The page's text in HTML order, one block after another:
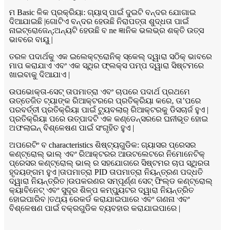
ମ Basic ଳିକ ପ୍ରକ୍ରିୟା: ଗ୍ୟାସ୍ ପାଇଁ ଦୁଇଟି ବନ୍ଦର ଯୋଗାଇ
ଦିଆଯାଇଛି |ଗୋଟିଏ ବନ୍ଦର ହେଉଛି ନିରାପତ୍ତା ଶୁଦ୍ଧତା ପାଇଁ
ନାଇଟ୍ରୋଜେନ୍;ଅନ୍ୟଟି ହେଉଛି ବ ne ଜ୍ଞାନିକ ଭଲଭ୍ର ଶକ୍ତି ଉତ୍ସ
ଭାବରେ ବାୟୁ |
ତରଳ ପଦାର୍ଥକୁ ଏକ ଇଲେକ୍ଟ୍ରୋନିକ୍ ସ୍କେଲ୍ ଦ୍ୱାରା ସଠିକ୍ ଭାବରେ
ମାପ କରାଯାଏ ଏବଂ ଏକ ସ୍ଥିର ଫ୍ଲକ୍ସ ପମ୍ପ ଦ୍ୱାରା ସିଷ୍ଟମରେ
ଖାଇବାକୁ ଦିଆଯାଏ |
ଉପଭୋକ୍ତା-ସେଟ୍ ତାପମାତ୍ରା ଏବଂ ଚାପରେ ପଦାର୍ଥ ପ୍ରଥମେ
ଉତ୍ତେଜିତ ଟ୍ୟାଙ୍କ ରିଆକ୍ଟରରେ ପ୍ରତିକ୍ରିୟା କରେ, ତା’ପରେ
ପରବର୍ତ୍ତୀ ପ୍ରତିକ୍ରିୟା ପାଇଁ ଟ୍ୟୁବଲାର୍ ରିଆକ୍ଟରକୁ ଡିସଚାର୍ଜ ହୁଏ |
ପ୍ରତିକ୍ରିୟା ପରେ ଉତ୍ପାଦଟି ଏକ କଣ୍ଡେନ୍ସରରେ ଘନୀଭୂତ ହୋଇ
ଅଫଲାଇନ୍ ବିଶ୍ଳେଷଣ ପାଇଁ ସଂଗୃହିତ ହୁଏ |
ଅପରେଟିଂ ବ characteristics ଶିଷ୍ଟ୍ୟଗୁଡିକ: ଗ୍ୟାସର ପ୍ରେସର
କଣ୍ଟ୍ରୋଲ୍ ଭାଲ୍ ଏବଂ ରିଆକ୍ଟରର ଆଉଟଲେଟରେ ନିମୋନେଟିକ୍
ପ୍ରେସର କଣ୍ଟ୍ରୋଲ୍ ଭାଲ୍ ର ସହଯୋଗରେ ସିଷ୍ଟମର ଚାପ ସ୍ଥିରତା
ହୃଦୟଙ୍ଗମ ହୁଏ |ତାପମାତ୍ରା PID ତାପମାତ୍ରା ନିୟନ୍ତ୍ରଣ ପଦ୍ଧତି
ଦ୍ୱାରା ନିୟନ୍ତ୍ରିତ |ଉପକରଣର ସମ୍ପୂର୍ଣ୍ଣ ସେଟ୍ ଫିଲ୍ଡ କଣ୍ଟ୍ରୋଲ୍
କ୍ୟାବିନେଟ୍ ଏବଂ ସୁଦୂର ଶିଳ୍ପ କମ୍ପ୍ୟୁଟର ଦ୍ୱାରା ନିୟନ୍ତ୍ରିତ
ହୋଇପାରିବ |ତଥ୍ୟ ରେକର୍ଡ କରାଯାଇପାରେ ଏବଂ ଗଣନା ଏବଂ
ବିଶ୍ଳେଷଣ ପାଇଁ ବକ୍ରଗୁଡିକ ବ୍ୟବହାର କରାଯାଇପାରେ |